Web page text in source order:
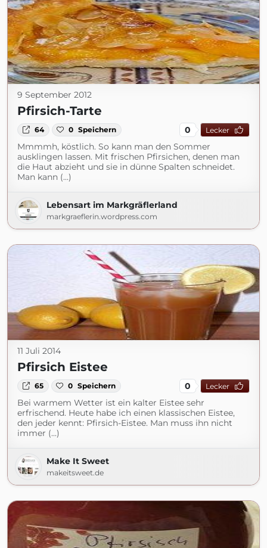
9 September 2012
Pfirsich-Tarte
64 0 Speichern 0 Lecker
Mmmmh, köstlich. So kann man den Sommer
ausklingen lassen. Mit frischen Pfirsichen, denen man
die Haut abzieht und sie in dünne Spalten schneidet.
Man kann (...)
Lebensart im Markgräflerland
markgraeflerin.wordpress.com
11 Juli 2014
Pfirsich Eistee
65 0 Speichern 0 Lecker
Bei warmem Wetter ist ein kalter Eistee sehr
erfrischend. Heute habe ich einen klassischen Eistee,
den jeder kennt: Pfirsich-Eistee. Man muss ihn nicht
immer (...)
Make It Sweet
makeitsweet.de